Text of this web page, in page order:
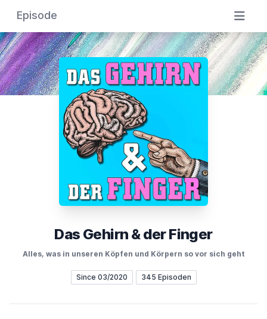
Episode
Das Gehirn & der Finger
Alles, was in unseren Köpfen und Körpern so vor sich geht
Since 03/2020 345 Episoden